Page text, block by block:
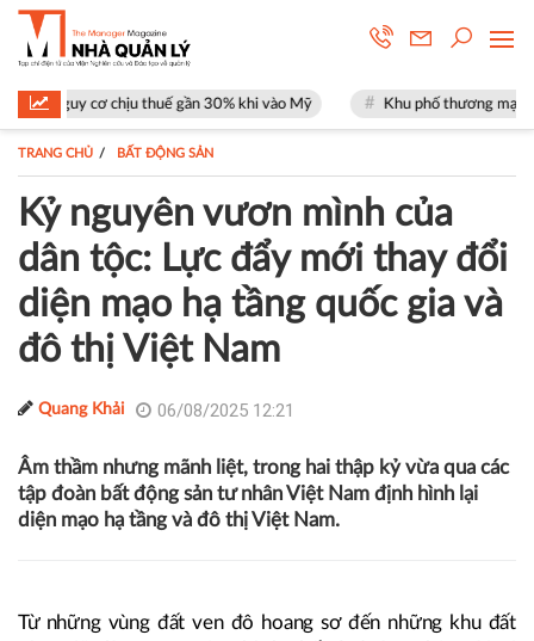
thuế gần 30% khi vào Mỹ Khu phố thương mại SOHO tại The
TRANG CHỦ BẤT ĐỘNG SẢN
Kỷ nguyên vươn mình của
dân tộc: Lực đẩy mới thay đổi
diện mạo hạ tầng quốc gia và
đô thị Việt Nam
Âm thầm nhưng mãnh liệt, trong hai thập kỷ vừa qua các